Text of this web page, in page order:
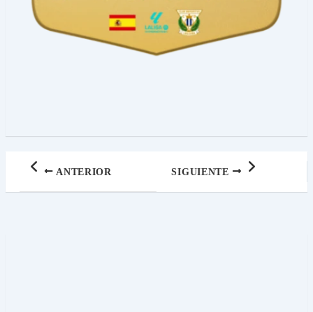
ANTERIOR SIGUIENTE